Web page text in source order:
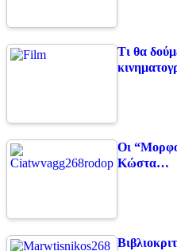
Τι θα
Οι
Κώστα…